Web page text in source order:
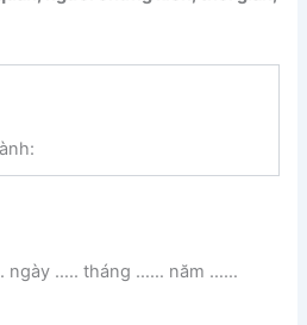
ngày ….. tháng …… năm ……